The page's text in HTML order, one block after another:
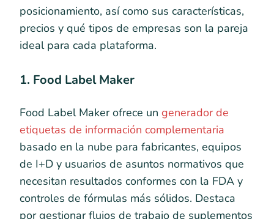
posicionamiento, así como sus características,
precios y qué tipos de empresas son la pareja
ideal para cada plataforma.
1. Food Label Maker
Food Label Maker ofrece un generador de
etiquetas de información complementaria
basado en la nube para fabricantes, equipos
de I+D y usuarios de asuntos normativos que
necesitan resultados conformes con la FDA y
controles de fórmulas más sólidos. Destaca
por gestionar flujos de trabajo de suplementos